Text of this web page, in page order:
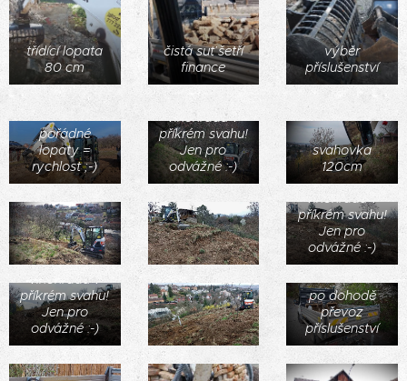
třídící lopata
80 cm
čistá suť šetří
finance
výběr
příslušenství
pořádné
lopaty =
rychlost ;-)
Realizace
vinohradu v
příkrém svahu!
Jen pro
odvážné :-)
svahovka
120cm
Realizace
vinohradu v
příkrém svahu!
Jen pro
odvážné :-)
Realizace
vinohradu v
příkrém svahu!
Jen pro
odvážné :-)
po dohodě
převoz
příslušenství